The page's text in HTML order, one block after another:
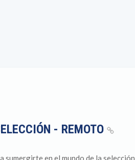
- REMOTO
sumergirte en el mundo de la selección